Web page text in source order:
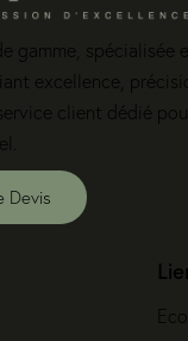
gamme, spécialisée
excellence,
client dédié
Devis